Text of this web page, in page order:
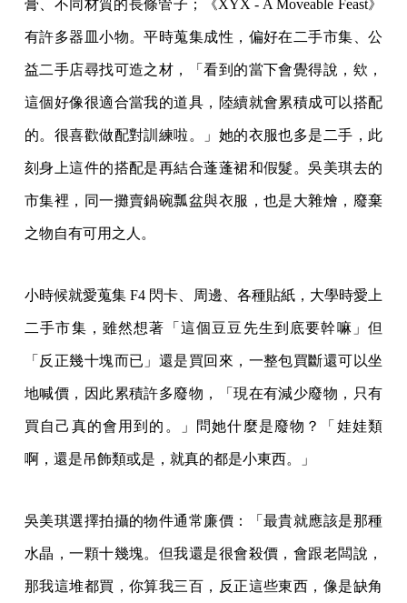
膏、不同材質的長條管子；《XYX - A Moveable Feast》
有許多器皿小物。平時蒐集成性，偏好在二手市集、公
益二手店尋找可造之材，「看到的當下會覺得說，欸，
這個好像很適合當我的道具，陸續就會累積成可以搭配
的。很喜歡做配對訓練啦。」她的衣服也多是二手，此
刻身上這件的搭配是再結合蓬蓬裙和假髮。吳美琪去的
市集裡，同一攤賣鍋碗瓢盆與衣服，也是大雜燴，廢棄
之物自有可用之人。
小時候就愛蒐集 F4 閃卡、周邊、各種貼紙，大學時愛上
二手市集，雖然想著「這個豆豆先生到底要幹嘛」但
「反正幾十塊而已」還是買回來，一整包買斷還可以坐
地喊價，因此累積許多廢物，「現在有減少廢物，只有
買自己真的會用到的。」問她什麼是廢物？「娃娃類
啊，還是吊飾類或是，就真的都是小東西。」
吳美琪選擇拍攝的物件通常廉價：「最貴就應該是那種
水晶，一顆十幾塊。但我還是很會殺價，會跟老闆說，
那我這堆都買，你算我三百，反正這些東西，像是缺角